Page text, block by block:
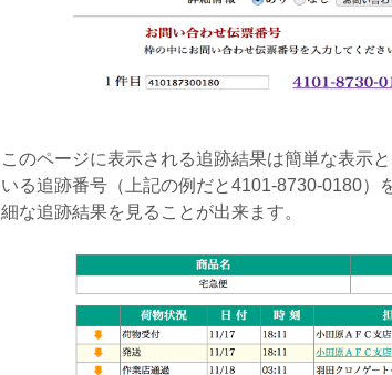
このページに表示される追跡結果は簡単な表示
いる追跡番号（上記の例だと4101-8730-0180）
細な追跡結果を見ることが出来ます。